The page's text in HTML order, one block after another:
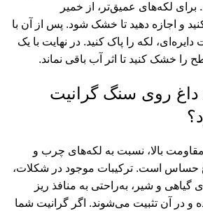
لکه‌های عمیق‌تر، از خمیر
و اجازه دهید تا خشک شود. پس از آن با
لکه را پاک کنید. در نهایت با یک
خشک کنید تا اثر آب باقی نماند.
روی سنگ گرانیت
بالا، نسبت به لکه‌های چرب و
حساس است. ترکیبات موجود در شکلات،
گیاهی و شیر، به‌راحتی به منافذ ریز
و در آن تثبیت می‌شوند. اگر گرانیت شما